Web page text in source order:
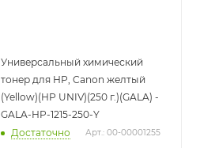
Универсальный химический
тонер для HP, Canon желтый
(Yellow)(HP UNIV)(250 г.)(GALA) -
GALA-HP-1215-250-Y
Достаточно
Арт.: 00-00001255